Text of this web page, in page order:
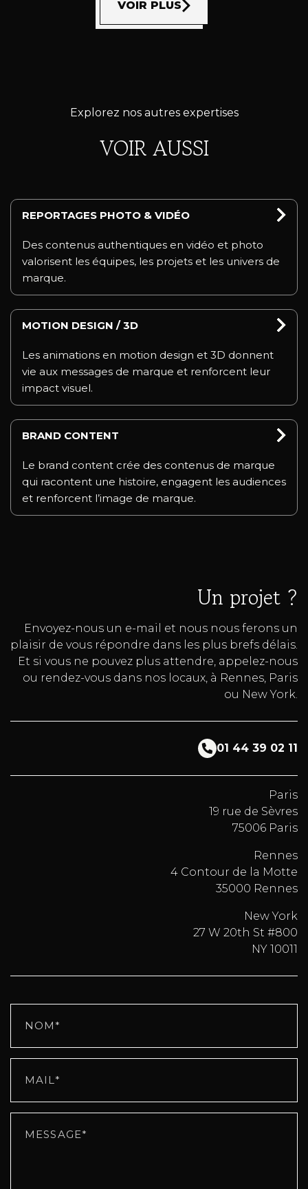
VOIR PLUS
Explorez nos autres expertises
VOIR AUSSI
REPORTAGES PHOTO & VIDÉO
Des contenus authentiques en vidéo et photo
valorisent les équipes, les projets et les univers de
marque.
MOTION DESIGN / 3D
Les animations en motion design et 3D donnent
vie aux messages de marque et renforcent leur
impact visuel.
BRAND CONTENT
Le brand content crée des contenus de marque
qui racontent une histoire, engagent les audiences
et renforcent l’image de marque.
Un projet ?
Envoyez-nous un e-mail et nous nous ferons un
plaisir de vous répondre dans les plus brefs délais.
Et si vous ne pouvez plus attendre, appelez-nous
ou rendez-vous dans nos locaux, à Rennes, Paris
ou New York.
01 44 39 02 11
Paris
19 rue de Sèvres
75006 Paris
Rennes
4 Contour de la Motte
35000 Rennes
New York
27 W 20th St #800
NY 10011